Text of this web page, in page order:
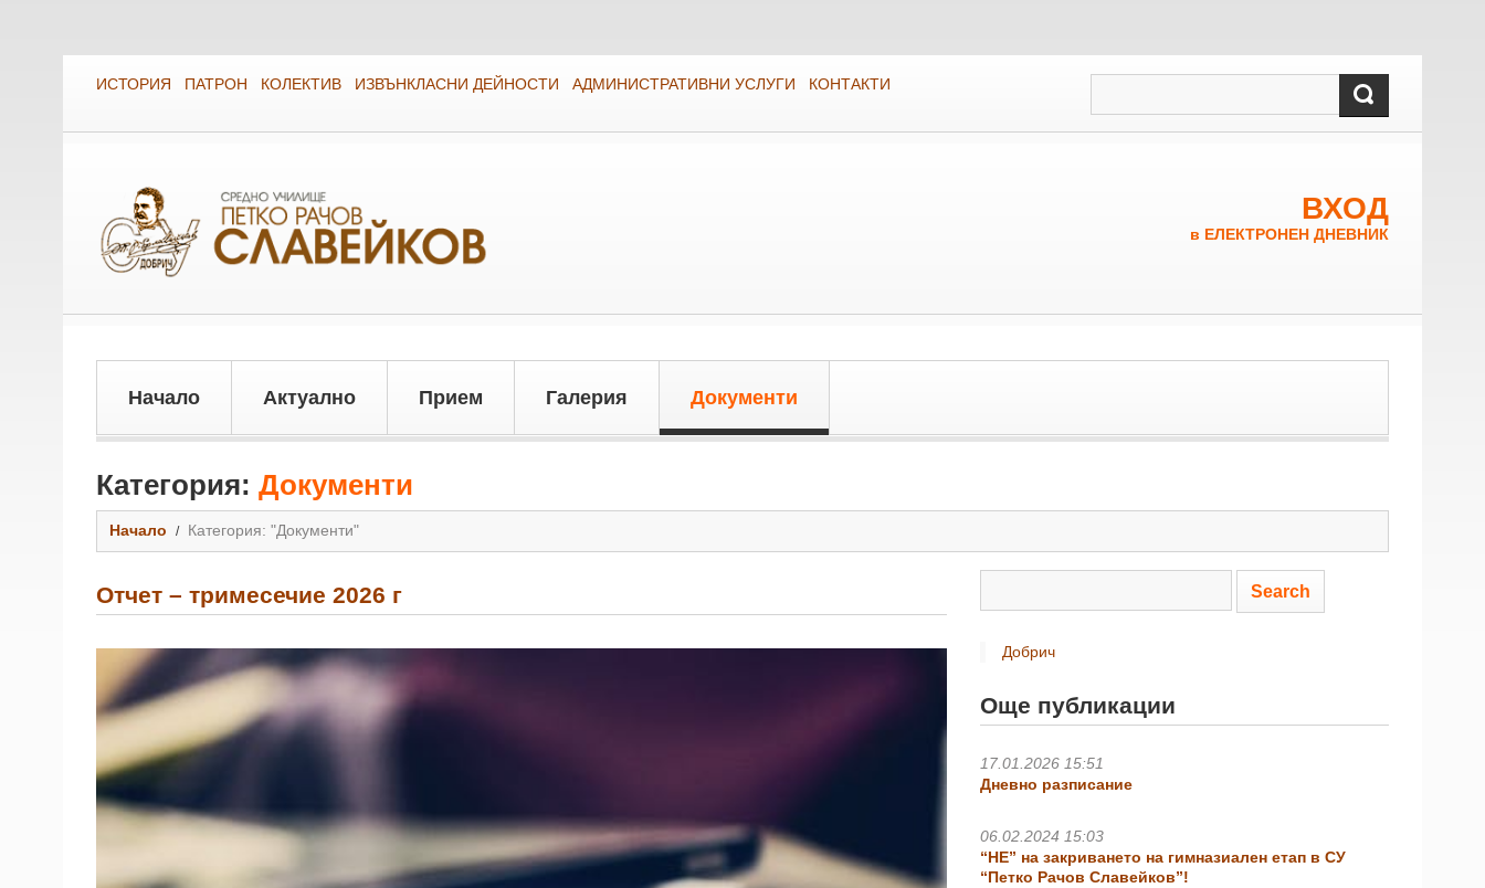
ИСТОРИЯ ПАТРОН КОЛЕКТИВ ИЗВЪНКЛАСНИ ДЕЙНОСТИ АДМИНИСТРАТИВНИ УСЛУГИ КОНТАКТИ
ВХОД
в ЕЛЕКТРОНЕН ДНЕВНИК
Начало Актуално Прием Галерия Документи
Категория: Документи
Начало Категория: "Документи"
Отчет – тримесечие 2026 г
Добрич
Още публикации
17.01.2026 15:51
Дневно разписание
06.02.2024 15:03
“НЕ” на закриването на гимназиален етап в СУ
“Петко Рачов Славейков”!